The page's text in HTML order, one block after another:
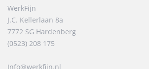
WerkFijn
J.C. Kellerlaan 8a
7772 SG Hardenberg
(0523) 208 175
Info@werkfijn.nl